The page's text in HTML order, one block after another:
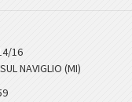
16
NAVIGLIO (MI)